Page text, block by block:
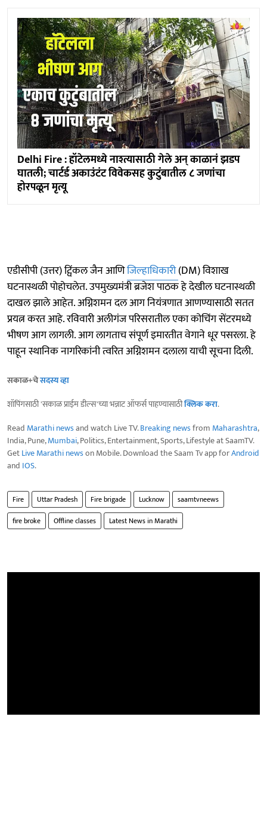
Delhi Fire : हॉटेलमध्ये नाश्त्यासाठी गेले अन् काळानं झडप
घातली; चार्टर्ड अकाउंटंट विवेकसह कुटुंबातील ८ जणांचा
होरपळून मृत्यू
एडीसीपी (उत्तर) ट्विंकल जैन आणिजिल्हाधिकारी(DM) विशाख
घटनास्थळी पोहोचलेत. उपमुख्यमंत्री ब्रजेश पाठक हे देखील घटनास्थळी
दाखल झाले आहेत. अग्निशमन दल आग नियंत्रणात आणण्यासाठी सतत
प्रयत्न करत आहे. रविवारी अलीगंज परिसरातील एका कोचिंग सेंटरमध्ये
भीषण आग लागली. आग लागताच संपूर्ण इमारतीत वेगाने धूर पसरला. हे
पाहून स्थानिक नागरिकांनी त्वरित अग्निशमन दलाला याची सूचना दिली.
सकाळ+चेसदस्य व्हा
शॉपिंगसाठी 'सकाळ प्राईम डील्स'च्या भन्नाट ऑफर्स पाहण्यासाठीक्लिक करा.
Read Marathi newsand watch Live TV.Breaking newsfrom Maharashtra,
India, Pune,Mumbai, Politics, Entertainment, Sports, Lifestyle at SaamTV.
GetLive Marathi newson Mobile. Download the Saam Tv app forAndroid
and IOS.
Fire Uttar Pradesh Fire brigade Lucknow
saamtvneews
fire broke
Offline classes Latest News in Marathi